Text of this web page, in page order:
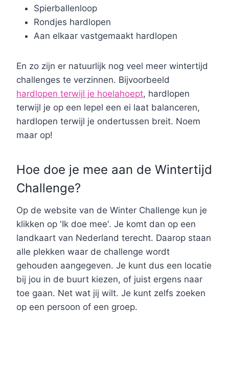
Spierballenloop
Rondjes hardlopen
Aan elkaar vastgemaakt hardlopen
En zo zijn er natuurlijk nog veel meer wintertijd
challenges te verzinnen. Bijvoorbeeld
hardlopen terwijl je hoelahoept, hardlopen
terwijl je op een lepel een ei laat balanceren,
hardlopen terwijl je ondertussen breit. Noem
maar op!
Hoe doe je mee aan de Wintertijd
Challenge?
Op de website van de Winter Challenge kun je
klikken op 'Ik doe mee'. Je komt dan op een
landkaart van Nederland terecht. Daarop staan
alle plekken waar de challenge wordt
gehouden aangegeven. Je kunt dus een locatie
bij jou in de buurt kiezen, of juist ergens naar
toe gaan. Net wat jij wilt. Je kunt zelfs zoeken
op een persoon of een groep.